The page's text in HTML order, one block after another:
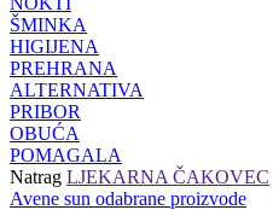
ŠMINKA
HIGIJENA
PREHRANA
ALTERNATIVA
PRIBOR
OBUĆA
POMAGALA
Natrag LJEKARNA ČAKOVEC
Avene sun odabrane proizvode